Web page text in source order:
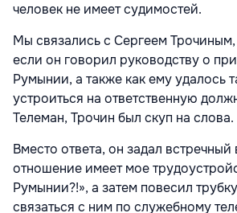
человек не имеет судимостей.
Мы связались с Сергеем Трочиным,
если он говорил руководству о
Румынии, а также как ему удалось
устроиться на ответственную
Телеман, Трочин был скуп на слова.
Вместо ответа, он задал
отношение имеет мое
Румынии?!», а затем повесил
связаться с ним по служебному